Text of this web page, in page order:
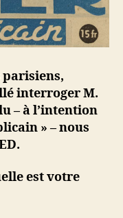
parisiens,
interroger M.
– à l’intention
» – nous
est votre